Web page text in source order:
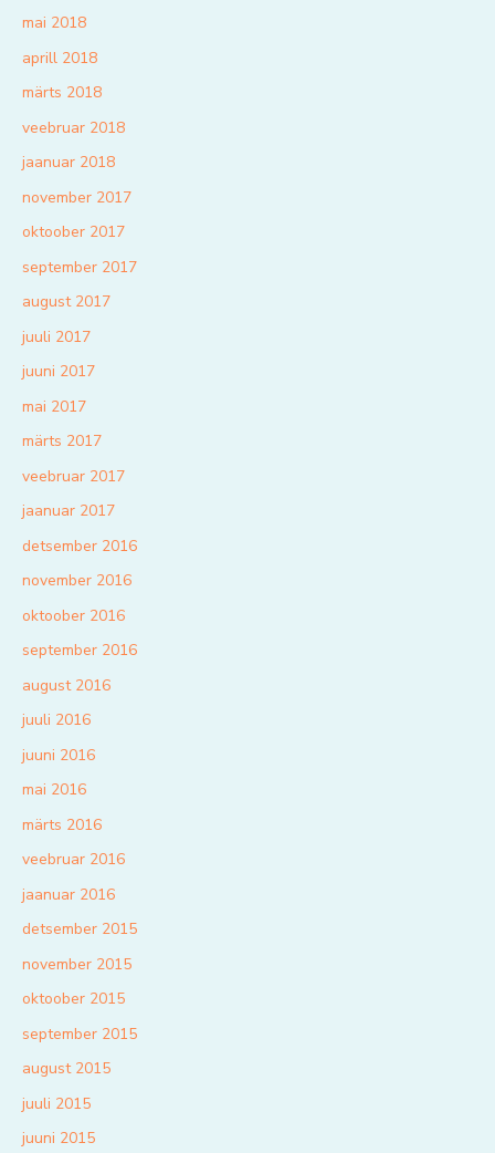
mai 2018
aprill 2018
märts 2018
veebruar 2018
jaanuar 2018
november 2017
oktoober 2017
september 2017
august 2017
juuli 2017
juuni 2017
mai 2017
märts 2017
veebruar 2017
jaanuar 2017
detsember 2016
november 2016
oktoober 2016
september 2016
august 2016
juuli 2016
juuni 2016
mai 2016
märts 2016
veebruar 2016
jaanuar 2016
detsember 2015
november 2015
oktoober 2015
september 2015
august 2015
juuli 2015
juuni 2015